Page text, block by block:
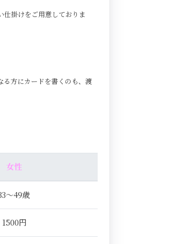
仕掛けをご用意しておりま
る方にカードを書くのも、渡
女性
～49歳
1500円